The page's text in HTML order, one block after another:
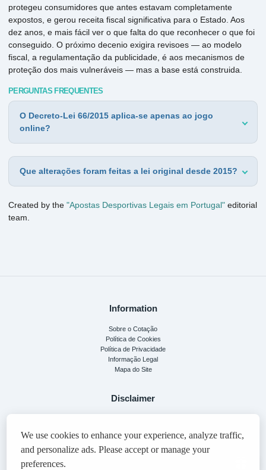
protegeu consumidores que antes estavam completamente
expostos, e gerou receita fiscal significativa para o Estado. Aos
dez anos, e mais fácil ver o que falta do que reconhecer o que foi
conseguido. O próximo decenio exigira revisoes — ao modelo
fiscal, a regulamentação da publicidade, é aos mecanismos de
proteção dos mais vulneráveis — mas a base está construida.
PERGUNTAS FREQUENTES
O Decreto-Lei 66/2015 aplica-se apenas ao jogo
online?
Que alterações foram feitas a lei original desde 2015?
Created by the "Apostas Desportivas Legais em Portugal" editorial
team.
Information
Sobre o Cotação
Política de Cookies
Política de Privacidade
Informação Legal
Mapa do Site
Disclaimer
We use cookies to improve your experience. By staying on the site, you agree to
policy
This site contains affiliate links. We may receive a commission if you make a purchase
We use cookies to enhance your experience, analyze traffic,
and personalize ads. Please accept or manage your
preferences.